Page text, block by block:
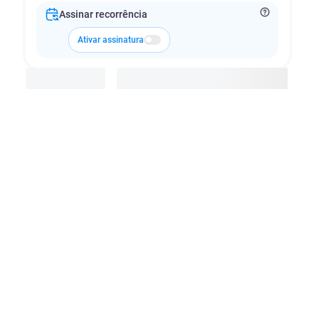
Assinar recorrência
Ativar assinatura